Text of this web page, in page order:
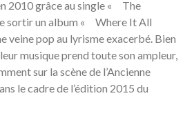
2010 grâce au single « The
sortir un album « Where It All
veine pop au lyrisme exacerbé. Bien
leur musique prend toute son ampleur,
sur la scène de l’Ancienne
le cadre de l’édition 2015 du